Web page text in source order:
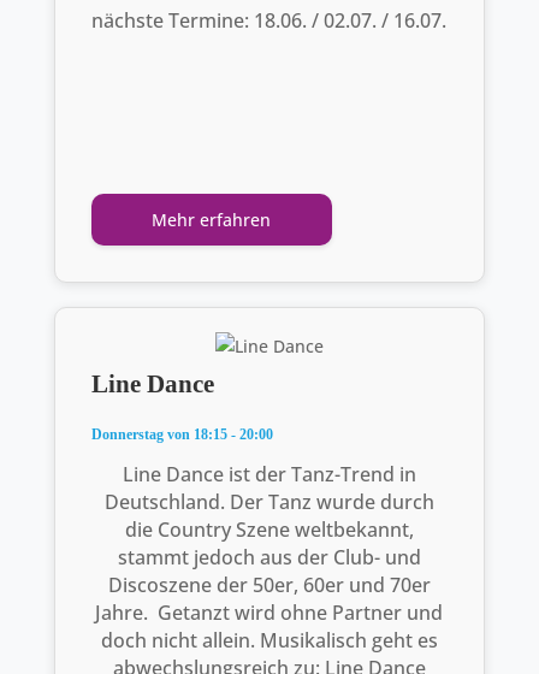
nächste Termine: 18.06. / 02.07. / 16.07.
Mehr erfahren
Line Dance
Donnerstag von 18:15 - 20:00
Line Dance ist der Tanz-Trend in
Deutschland. Der Tanz wurde durch
die Country Szene weltbekannt,
stammt jedoch aus der Club- und
Discoszene der 50er, 60er und 70er
Jahre. Getanzt wird ohne Partner und
doch nicht allein. Musikalisch geht es
abwechslungsreich zu: Line Dance